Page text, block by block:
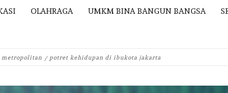
OLAHRAGA UMKM BINA BANGUN BANGSA
metropolitan potret kehidupan di ibukota jakarta